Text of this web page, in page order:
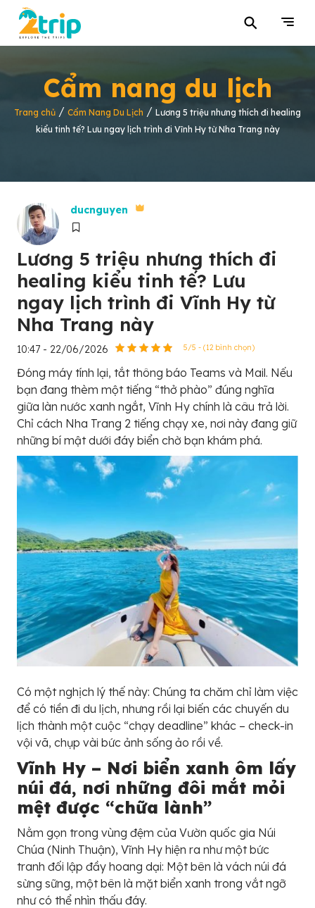
⚲
Cẩm nang du lịch
Trang chủ / Cẩm Nang Du Lịch / Lương 5 triệu nhưng thích đi healing
kiểu tinh tế? Lưu ngay lịch trình đi Vĩnh Hy từ Nha Trang này
ducnguyen
Lương 5 triệu nhưng thích đi
healing kiểu tinh tế? Lưu
ngay lịch trình đi Vĩnh Hy từ
Nha Trang này
10:47 - 22/06/2026 5/5 - (12 bình chọn)
Đóng máy tính lại, tắt thông báo Teams và Mail. Nếu
bạn đang thèm một tiếng “thở phào” đúng nghĩa
giữa làn nước xanh ngắt, Vĩnh Hy chính là câu trả lời.
Chỉ cách Nha Trang 2 tiếng chạy xe, nơi này đang giữ
những bí mật dưới đáy biển chờ bạn khám phá.
Có một nghịch lý thế này: Chúng ta chăm chỉ làm việc
để có tiền đi du lịch, nhưng rồi lại biến các chuyến du
lịch thành một cuộc “chạy deadline” khác – check-in
vội vã, chụp vài bức ảnh sống ảo rồi về.
Vĩnh Hy – Nơi biển xanh ôm lấy
núi đá, nơi những đôi mắt mỏi
mệt được “chữa lành”
Nằm gọn trong vùng đệm của Vườn quốc gia Núi
Chúa (Ninh Thuận), Vĩnh Hy hiện ra như một bức
tranh đối lập đầy hoang dại: Một bên là vách núi đá
sừng sững, một bên là mặt biển xanh trong vắt ngỡ
như có thể nhìn thấu đáy.